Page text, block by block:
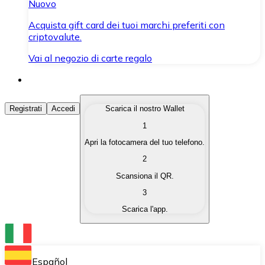
Nuovo
Acquista gift card dei tuoi marchi preferiti con
criptovalute.
Vai al negozio di carte regalo
Acquista Criptovalute
Acquista le criptovalute che ti interessano in modo
Converti le tue criptovalute in valuta fiat quando ne
Scambia una criptovaluta con un'altra
Conserva le tue cripto in un Wallet self-custodial.
Registrati Accedi
Scarica il nostro Wallet
1
Apri la fotocamera del tuo telefono.
2
Scansiona il QR.
3
Scarica l'app.
Español